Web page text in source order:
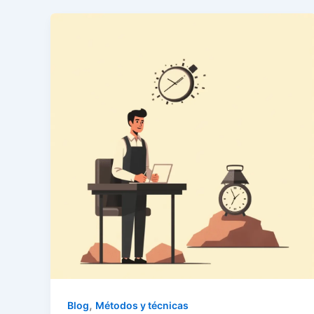
Blog, Métodos y técnicas